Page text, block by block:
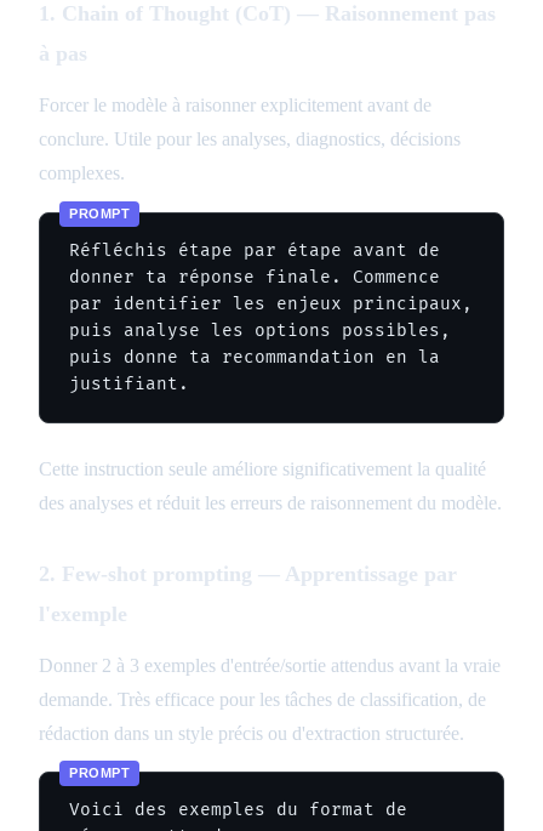
1. Chain of Thought (CoT) — Raisonnement pas
à pas
Forcer le modèle à raisonner explicitement avant de
conclure. Utile pour les analyses, diagnostics, décisions
complexes.
Réfléchis étape par étape avant de
donner ta réponse finale. Commence
par identifier les enjeux principaux,
puis analyse les options possibles,
puis donne ta recommandation en la
justifiant.
Cette instruction seule améliore significativement la qualité
des analyses et réduit les erreurs de raisonnement du modèle.
2. Few-shot prompting — Apprentissage par
l'exemple
Donner 2 à 3 exemples d'entrée/sortie attendus avant la vraie
demande. Très efficace pour les tâches de classification, de
rédaction dans un style précis ou d'extraction structurée.
Voici des exemples du format de